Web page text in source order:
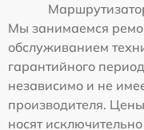
Мы занимаемся
обслуживанием
гарантийного
независимо и не
производителя.
носят